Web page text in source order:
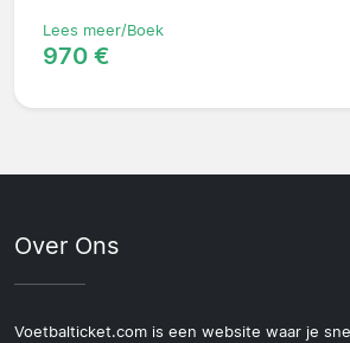
Lees meer/Boek
970 €
Over Ons
Voetbalticket.com is een website waar je